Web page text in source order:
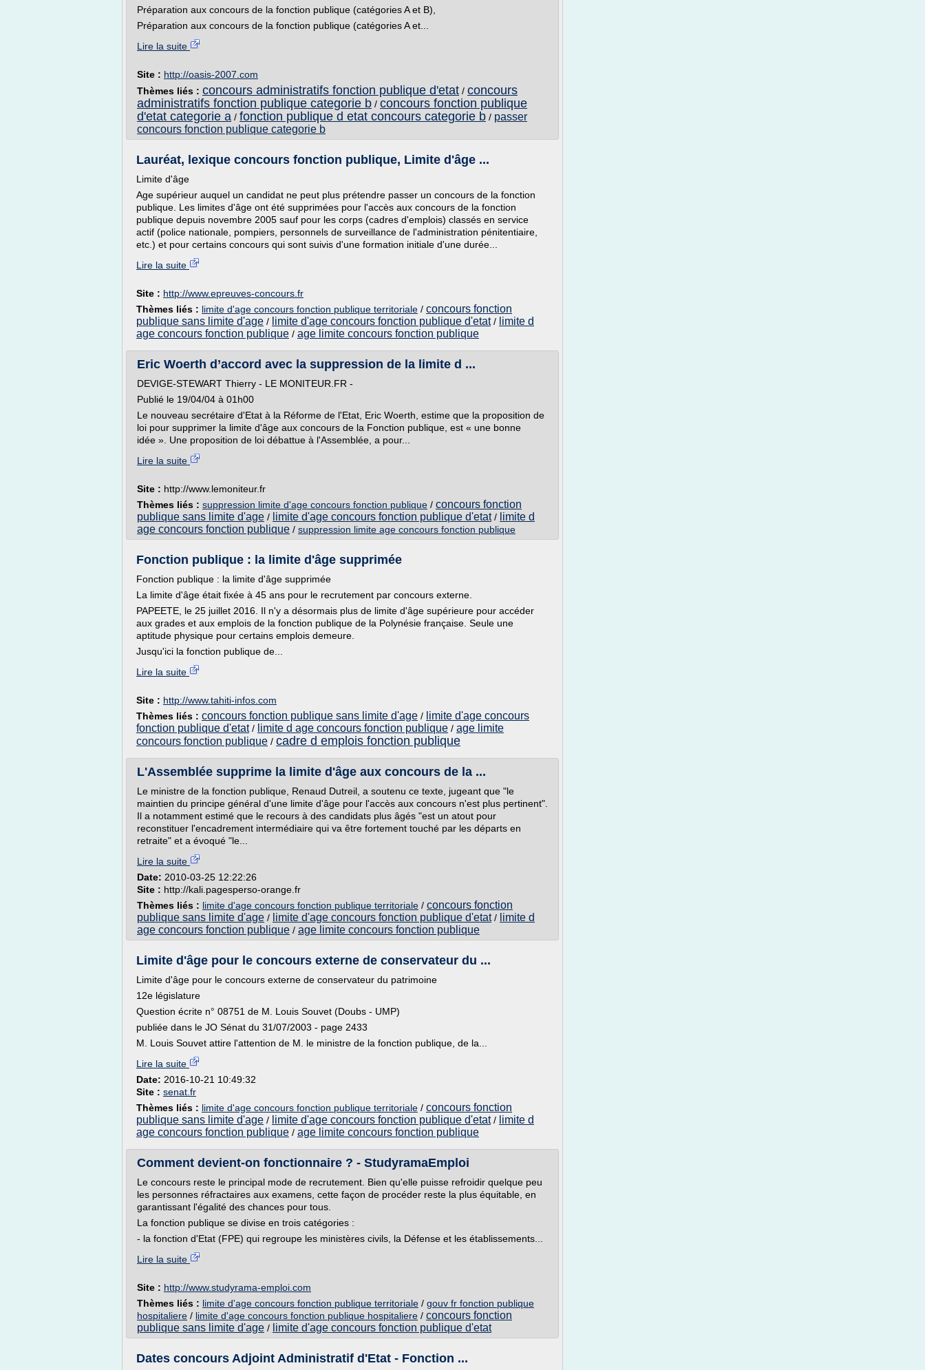
Préparation aux concours de la fonction publique (catégories A et B),
Préparation aux concours de la fonction publique (catégories A et...
Lire la suite
Site : http://oasis-2007.com
Thèmes liés : concours administratifs fonction publique d'etat / concours
administratifs fonction publique categorie b / concours fonction publique
d'etat categorie a / fonction publique d etat concours categorie b / passer
concours fonction publique categorie b
Lauréat, lexique concours fonction publique, Limite d'âge ...
Limite d'âge
Age supérieur auquel un candidat ne peut plus prétendre passer un concours de la fonction
publique. Les limites d'âge ont été supprimées pour l'accès aux concours de la fonction
publique depuis novembre 2005 sauf pour les corps (cadres d'emplois) classés en service
actif (police nationale, pompiers, personnels de surveillance de l'administration pénitentiaire,
etc.) et pour certains concours qui sont suivis d'une formation initiale d'une durée...
Lire la suite
Site : http://www.epreuves-concours.fr
Thèmes liés : limite d'age concours fonction publique territoriale / concours fonction
publique sans limite d'age / limite d'age concours fonction publique d'etat/ limite d
age concours fonction publique / age limite concours fonction publique
Eric Woerth d’accord avec la suppression de la limite d ...
DEVIGE-STEWART Thierry - LE MONITEUR.FR -
Publié le 19/04/04 à 01h00
Le nouveau secrétaire d'Etat à la Réforme de l'Etat, Eric Woerth, estime que la proposition de
loi pour supprimer la limite d'âge aux concours de la Fonction publique, est « une bonne
idée ». Une proposition de loi débattue à l'Assemblée, a pour...
Lire la suite
Site : http://www.lemoniteur.fr
Thèmes liés : suppression limite d'age concours fonction publique / concours fonction
publique sans limite d'age / limite d'age concours fonction publique d'etat/ limite d
age concours fonction publique / suppression limite age concours fonction publique
Fonction publique : la limite d'âge supprimée
Fonction publique : la limite d'âge supprimée
La limite d'âge était fixée à 45 ans pour le recrutement par concours externe.
PAPEETE, le 25 juillet 2016. Il n'y a désormais plus de limite d'âge supérieure pour accéder
aux grades et aux emplois de la fonction publique de la Polynésie française. Seule une
aptitude physique pour certains emplois demeure.
Jusqu'ici la fonction publique de...
Lire la suite
Site : http://www.tahiti-infos.com
Thèmes liés : concours fonction publique sans limite d'age / limite d'age concours
fonction publique d'etat/ limite d age concours fonction publique / age limite
concours fonction publique / cadre d emplois fonction publique
L'Assemblée supprime la limite d'âge aux concours de la ...
Le ministre de la fonction publique, Renaud Dutreil, a soutenu ce texte, jugeant que "le
maintien du principe général d'une limite d'âge pour l'accès aux concours n'est plus pertinent".
Il a notamment estimé que le recours à des candidats plus âgés "est un atout pour
reconstituer l'encadrement intermédiaire qui va être fortement touché par les départs en
retraite" et a évoqué "le...
Lire la suite
Date: 2010-03-25 12:22:26
Site : http://kali.pagesperso-orange.fr
Thèmes liés : limite d'age concours fonction publique territoriale / concours fonction
publique sans limite d'age / limite d'age concours fonction publique d'etat/ limite d
age concours fonction publique / age limite concours fonction publique
Limite d'âge pour le concours externe de conservateur du ...
Limite d'âge pour le concours externe de conservateur du patrimoine
12e législature
Question écrite n° 08751 de M. Louis Souvet (Doubs - UMP)
publiée dans le JO Sénat du 31/07/2003 - page 2433
M. Louis Souvet attire l'attention de M. le ministre de la fonction publique, de la...
Lire la suite
Date: 2016-10-21 10:49:32
Site : senat.fr
Thèmes liés : limite d'age concours fonction publique territoriale / concours fonction
publique sans limite d'age / limite d'age concours fonction publique d'etat/ limite d
age concours fonction publique / age limite concours fonction publique
Comment devient-on fonctionnaire ? - StudyramaEmploi
Le concours reste le principal mode de recrutement. Bien qu'elle puisse refroidir quelque peu
les personnes réfractaires aux examens, cette façon de procéder reste la plus équitable, en
garantissant l'égalité des chances pour tous.
La fonction publique se divise en trois catégories :
- la fonction d'Etat (FPE) qui regroupe les ministères civils, la Défense et les établissements...
Lire la suite
Site : http://www.studyrama-emploi.com
Thèmes liés : limite d'age concours fonction publique territoriale / gouv fr fonction publique
hospitaliere / limite d'age concours fonction publique hospitaliere / concours fonction
publique sans limite d'age / limite d'age concours fonction publique d'etat
Dates concours Adjoint Administratif d'Etat - Fonction ...